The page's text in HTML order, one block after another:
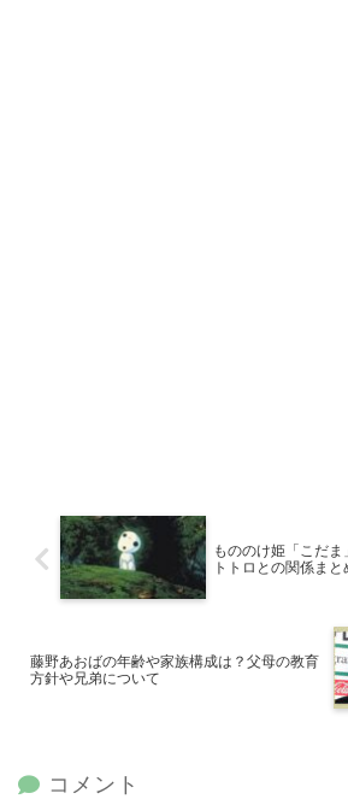
もののけ姫「こだ
トトロとの関係まと
藤野あおばの年齢や家族構成は？父母の教育
方針や兄弟について
コメント